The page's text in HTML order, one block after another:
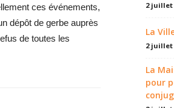
ces événements,
dépôt de gerbe auprès
de toutes les
2 juillet
La
2 juillet
La
pour